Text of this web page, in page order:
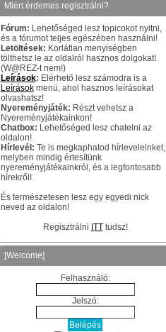
Miért érdemes regisztrálni?
Fórum: Lehetőséged lesz topicokot nyitni,
és a fórumot teljes egészében használni!
Letöltések: Korlátlan menyiségben
tölthetsz le az oldalról hasznos dolgokat!
(W@REZ-t nem!)
Leírások: Elérhető lesz számodra is a
Leírásokmenü, ahol hasznos leírásokat
olvashatsz!
Nyereményjáték: Részt vehetsz a
Nyereményjátékainkon!
Chatbox: Lehetőséged lesz chatelni az
oldalon!
Hírlevél: Te is megkaphatod hírleveleinket,
melyben mindig értesítünk
nyereményjátékainkról, és a legfontosabb
hírekről!
És természetesen lesz egy egyedi nick
neved az oldalon!
Regisztrálni ITTtudsz!
[Welcome]
Felhasználó:
Jelszó: